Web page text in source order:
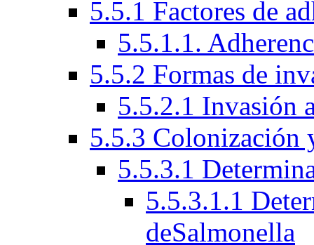
5.5.1 Factores de
5.5.1.1.
5.5.2 Formas de
5.5.2.1 Invasión
5.5.3 Colonización
5.5.3.1
5.5.3.1.1
deSalmonella